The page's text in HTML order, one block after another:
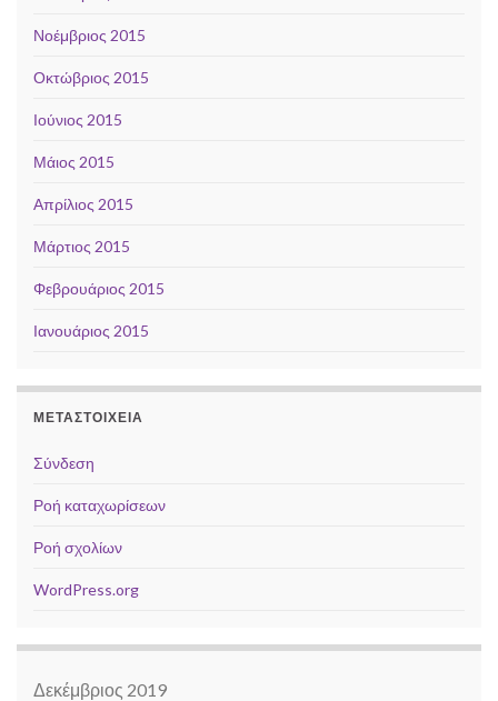
Νοέμβριος 2015
Οκτώβριος 2015
Ιούνιος 2015
Μάιος 2015
Απρίλιος 2015
Μάρτιος 2015
Φεβρουάριος 2015
Ιανουάριος 2015
ΜΕΤΑΣΤΟΙΧΕΊΑ
Σύνδεση
Ροή καταχωρίσεων
Ροή σχολίων
WordPress.org
Δεκέμβριος 2019